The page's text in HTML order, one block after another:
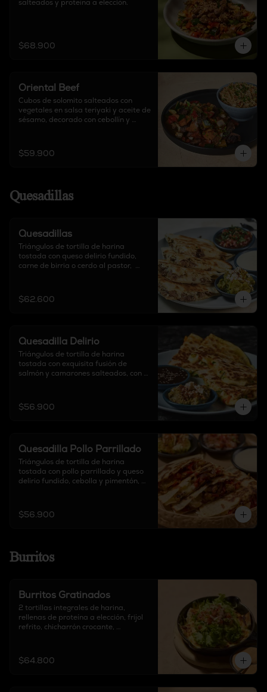
salteados y proteína a elección.
$68.900
Oriental Beef
Cubos de solomito salteados con
vegetales en salsa teriyaki y aceite de
sésamo, decorado con cebollín y
$59.900
Quesadillas
Quesadillas
Triángulos de tortilla de harina
tostada con queso delirio fundido,
carne de birria o cerdo al pastor,
Contiene cebolla
$62.600
Quesadilla Delirio
Triángulos de tortilla de harina
tostada con exquisita fusión de
salmón y camarones salteados, con
terikyaki y guacamole.
$56.900
Quesadilla Pollo Parrillado
Triángulos de tortilla de harina
tostada con pollo parrillado y queso
delirio fundido, cebolla y pimentón,
$56.900
Burritos
Burritos Gratinados
2 tortillas integrales de harina,
rellenas de proteína a elección, frijol
refrito, chicharrón crocante,
$64.800